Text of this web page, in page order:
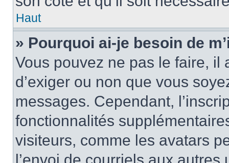
Haut
» Pourquoi ai-je besoin de
Vous pouvez ne pas le faire, il
d’exiger ou non que vous
messages. Cependant,
fonctionnalités
visiteurs, comme les avatars